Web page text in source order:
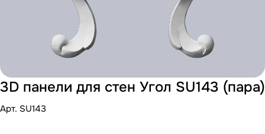
3D панели для стен Угол SU143 (пара)
Арт. SU143